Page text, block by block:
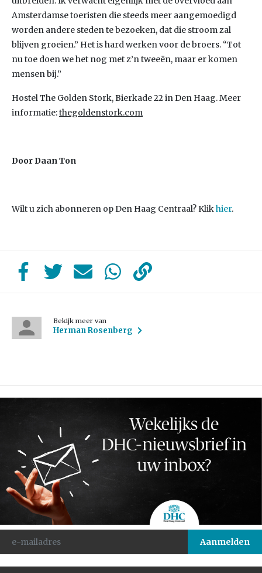
Amsterdamse toeristen die steeds meer aangemoedigd
worden andere steden te bezoeken, dat die stroom zal
blijven groeien.” Het is hard werken voor de broers. “Tot
nu toe doen we het nog met z’n tweeën, maar er komen
mensen bij.”
Hostel The Golden Stork, Bierkade 22 in Den Haag. Meer
informatie:thegoldenstork.com
Door Daan Ton
Wilt u zich abonneren op Den Haag Centraal? Klikhier.
Bekijk meer van
Herman Rosenberg